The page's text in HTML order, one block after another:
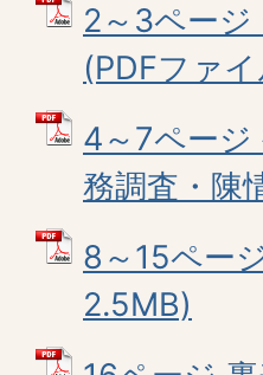
2～3ペー
(PDFファ
4～7ページ
務調査・陳
8～15ペー
2.5MB)